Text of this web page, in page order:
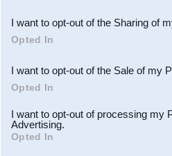
Downstream Participants
third parties.
I want to opt-out of the Sharing of
Opted In
I want to opt-out of the Sale of my
Opted In
I want to opt-out of processing my
Advertising.
Opted In